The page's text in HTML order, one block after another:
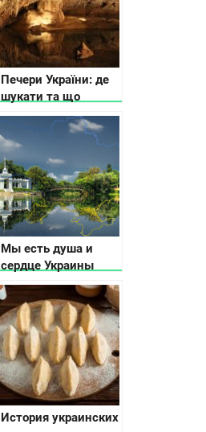
Печери України: де
шукати та що
потрібно знати
Мы есть душа и
сердце Украины
История украинских